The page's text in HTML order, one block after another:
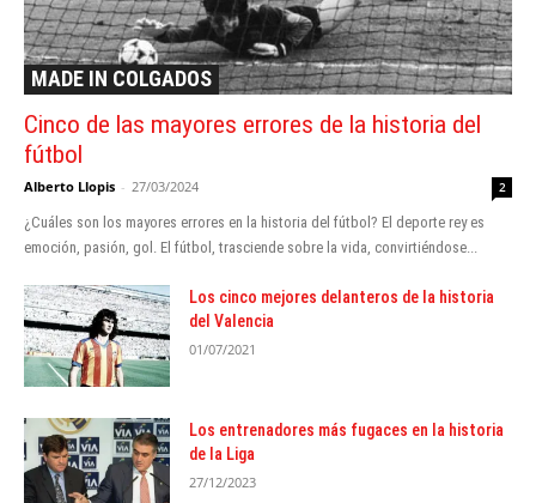
MADE IN COLGADOS
Cinco de las mayores errores de la historia del
fútbol
Alberto Llopis - 27/03/2024 2
¿Cuáles son los mayores errores en la historia del fútbol? El deporte rey es
emoción, pasión, gol. El fútbol, trasciende sobre la vida, convirtiéndose...
Los cinco mejores delanteros de la historia
del Valencia
01/07/2021
Los entrenadores más fugaces en la historia
de la Liga
27/12/2023